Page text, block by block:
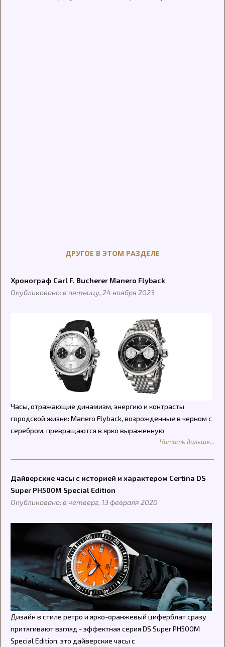
ДРУГОЕ В ЭТОМ РАЗДЕЛЕ
Хронограф Carl F. Bucherer Manero Flyback
Опубликовано: в пятницу, 24 ноября 2023
Часы, отражающие динамизм, энергию и контрасты
городской жизни: Manero Flyback, возрожденные в черном с
серебром, превращаются в ярко выраженную
Читать дальше...
Дайверские часы с историей и характером Certina DS
Super PH500M Special Edition
Опубликовано: в четверг, 13 февраля 2020
Дизайн в стиле ретро и ярко-оранжевый циферблат сразу
притягивают взгляд - эффектная серия DS Super PH500M
Special Edition, это дайверские часы с